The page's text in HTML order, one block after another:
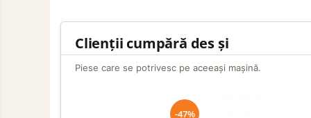
Vopsitorie, Chituri si Adezivi
Curatare si Detailing Exterior
Produse de Iarna
Clienții cumpără des și
Piese care se potrivesc pe aceeași mașină.
-47%